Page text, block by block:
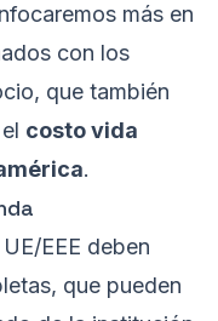
más en
con los
que también
costo vida
.
EEE deben
que pueden